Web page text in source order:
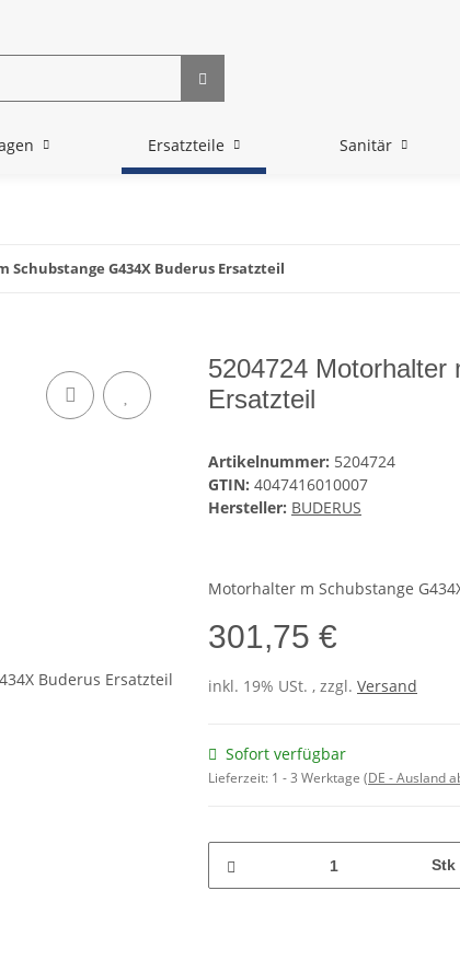
Ersatzteile Sanitär
Schubstange G434X Buderus Ersatzteil
5204724 Motorhalter
Ersatzteil
Artikelnummer: 5204724
GTIN: 4047416010007
Hersteller: BUDERUS
Motorhalter m Schubstange
301,75 €
inkl. 19% USt. , zzgl. Versand
Sofort verfügbar
Lieferzeit: 1 - 3 Werktage (DE - Ausland
Stk